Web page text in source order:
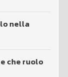
nella
che ruolo